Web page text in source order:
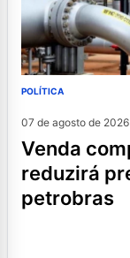
POLÍTICA
07 de agosto de 2026
venda compulsória de gás não
reduzirá
petrobras